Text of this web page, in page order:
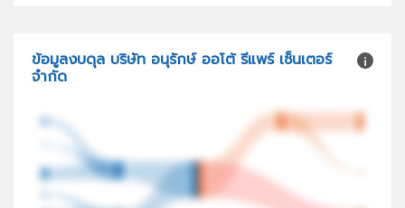
ข้อมูลงบดุล บริษัท อนุรักษ์ ออโต้ รีแพร์ เซ็นเตอร์
จำกัด